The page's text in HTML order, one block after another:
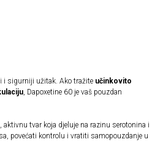
i sigurniji užitak. Ako tražite učinkovito
, Dapoxetine 60 je vaš pouzdan
, aktivnu tvar koja djeluje na razinu serotonina i
povećati kontrolu i vratiti samopouzdanje u